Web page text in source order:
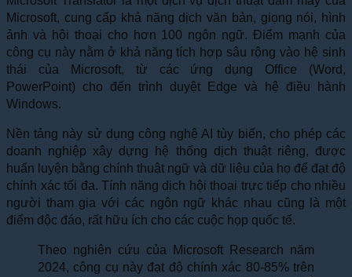
Microsoft, cung cấp khả năng dịch văn bản, giọng nói, hình
ảnh và hội thoại cho hơn 100 ngôn ngữ. Điểm mạnh của
công cụ này nằm ở khả năng tích hợp sâu rộng vào hệ sinh
thái của Microsoft, từ các ứng dụng Office (Word,
PowerPoint) cho đến trình duyệt Edge và hệ điều hành
Windows.
Nền tảng này sử dụng công nghệ AI tùy biến, cho phép các
doanh nghiệp xây dựng hệ thống dịch thuật riêng, được
huấn luyện bằng chính thuật ngữ và dữ liệu của họ để đạt độ
chính xác tối đa. Tính năng dịch hội thoại trực tiếp cho nhiều
người tham gia với các ngôn ngữ khác nhau cũng là một
điểm độc đáo, rất hữu ích cho các cuộc họp quốc tế.
Theo nghiên cứu của Microsoft Research năm
2024, công cụ này đạt độ chính xác 80-85% trên